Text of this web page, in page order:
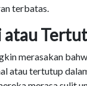
terbatas.
atau
merasakan
atau tertutup